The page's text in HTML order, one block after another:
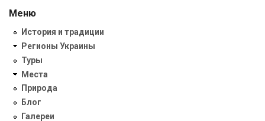
Меню
История и традиции
Регионы Украины
Туры
Места
Природа
Блог
Галереи